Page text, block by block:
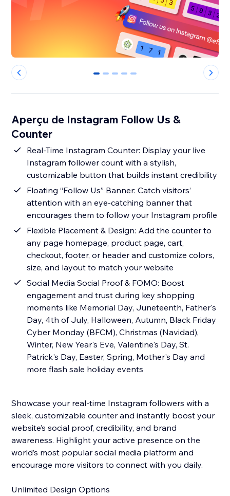
0 1 2 3 4
Aperçu de Instagram Follow Us &
Counter
Real-Time Instagram Counter: Display your live
Instagram follower count with a stylish,
customizable button that builds instant credibility
Floating “Follow Us” Banner: Catch visitors’
attention with an eye-catching banner that
encourages them to follow your Instagram profile
Flexible Placement & Design: Add the counter to
any page homepage, product page, cart,
checkout, footer, or header and customize colors,
size, and layout to match your website
Social Media Social Proof & FOMO: Boost
engagement and trust during key shopping
moments like Memorial Day, Juneteenth, Father's
Day, 4th of July, Halloween, Autumn, Black Friday
Cyber Monday (BFCM), Christmas (Navidad),
Winter, New Year's Eve, Valentine's Day, St.
Patrick's Day, Easter, Spring, Mother's Day and
more flash sale holiday events
Showcase your real-time Instagram followers with a
sleek, customizable counter and instantly boost your
website’s social proof, credibility, and brand
awareness. Highlight your active presence on the
world’s most popular social media platform and
encourage more visitors to connect with you daily.
Unlimited Design Options